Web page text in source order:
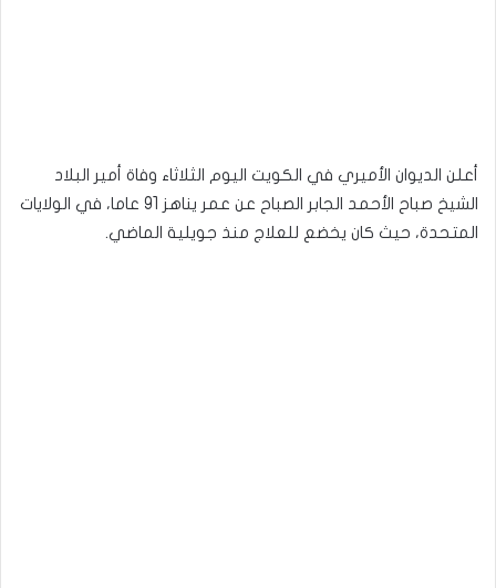
أعلن الديوان الأميري في الكويت اليوم الثلاثاء وفاة أمير البلاد
الشيخ صباح الأحمد الجابر الصباح عن عمر يناهز 91 عاما، في الولايات
المتحدة، حيث كان يخضع للعلاج منذ جويلية الماضي.